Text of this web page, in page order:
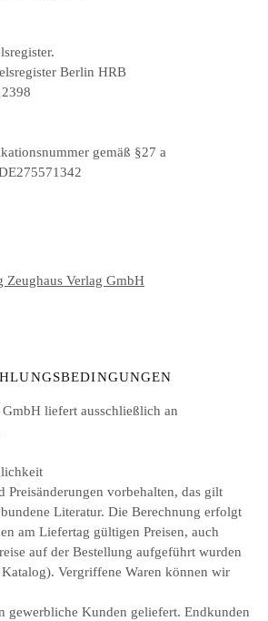
Berlin HRB
gemäß §27 a
Zeughaus Verlag GmbH
liefert ausschließlich an
vorbehalten, das gilt
Literatur. Die Berechnung erfolgt
am Liefertag gültigen Preisen, auch
auf der Bestellung aufgeführt wurden
Vergriffene Waren können wir
gewerbliche Kunden geliefert. Endkunden